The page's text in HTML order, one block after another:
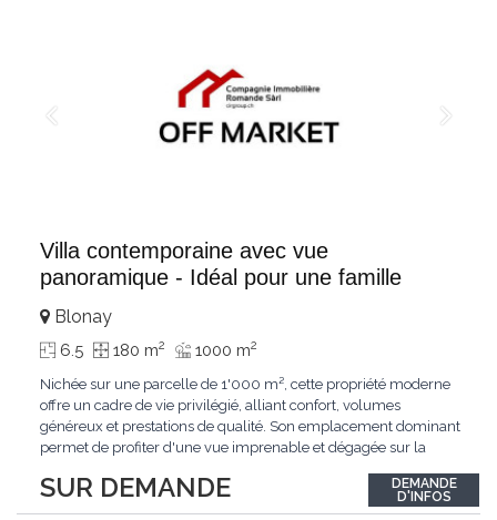
Villa contemporaine avec vue
panoramique - Idéal pour une famille
SUR DEMANDE
Blonay
6.5 180 m2 1000 m2
Nichée sur une parcelle de 1'000 m², cette propriété moderne
offre un cadre de vie privilégié, alliant confort, volumes
généreux et prestations de qualité. Son emplacement dominant
permet de profiter d'une vue imprenable et dégagée sur la
excavé, cette villa propose une surface habitable utile de plus
de 260 m², soigneusement...
DEMANDE
D'INFOS